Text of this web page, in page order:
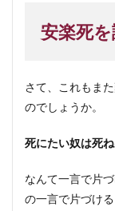
安楽死
さて、これもま
のでしょうか。
死にたい奴は死
なんて一言で片
の一言で片づけ